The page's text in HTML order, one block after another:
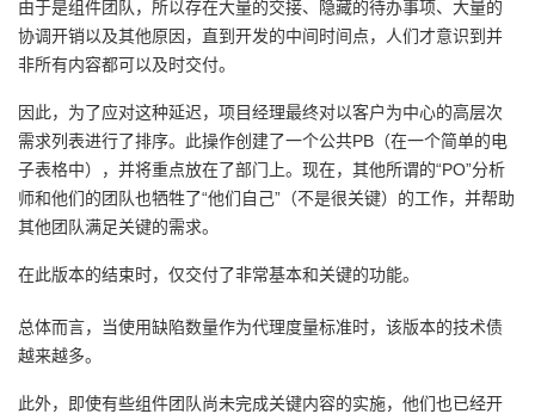
由于是组件团队，所以存在大量的交接、隐藏的待办事项、大量的
协调开销以及其他原因，直到开发的中间时间点，人们才意识到并
非所有内容都可以及时交付。
因此，为了应对这种延迟，项目经理最终对以客户为中心的高层次
需求列表进行了排序。此操作创建了一个公共PB（在一个简单的电
子表格中），并将重点放在了部门上。现在，其他所谓的“PO”分析
师和他们的团队也牺牲了“他们自己”（不是很关键）的工作，并帮助
其他团队满足关键的需求。
在此版本的结束时，仅交付了非常基本和关键的功能。
总体而言，当使用缺陷数量作为代理度量标准时，该版本的技术债
越来越多。
此外，即使有些组件团队尚未完成关键内容的实施，他们也已经开